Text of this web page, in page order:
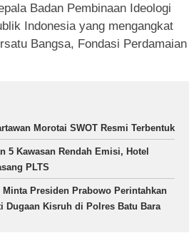
Badan Pembinaan Ideologi
Indonesia yang mengangkat
Bangsa, Fondasi Perdamaian
Morotai SWOT Resmi Terbentuk
5 Kawasan Rendah Emisi, Hotel
PLTS
Presiden Prabowo Perintahkan
Dugaan Kisruh di Polres Batu Bara